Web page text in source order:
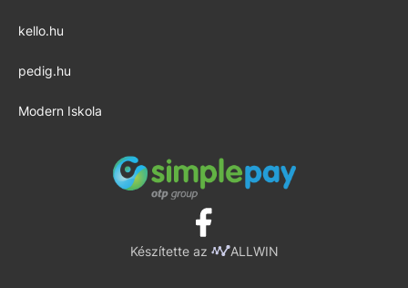
kello.hu
pedig.hu
Modern Iskola
Készítette az ALLWIN